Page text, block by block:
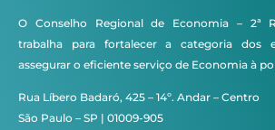
O Conselho Regional de Economia – 2ª
trabalha para fortalecer a categoria dos
assegurar o eficiente serviço de Economia à
Rua Líbero Badaró, 425 – 14º. Andar – Centro
São Paulo – SP | 01009-905